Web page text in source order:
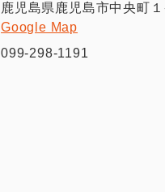
鹿児島県鹿児島市中央町
Google Map
099-298-1191